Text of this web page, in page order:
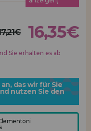
16,35€
Sie erhalten es ab
das wir für Sie
nutzen Sie den